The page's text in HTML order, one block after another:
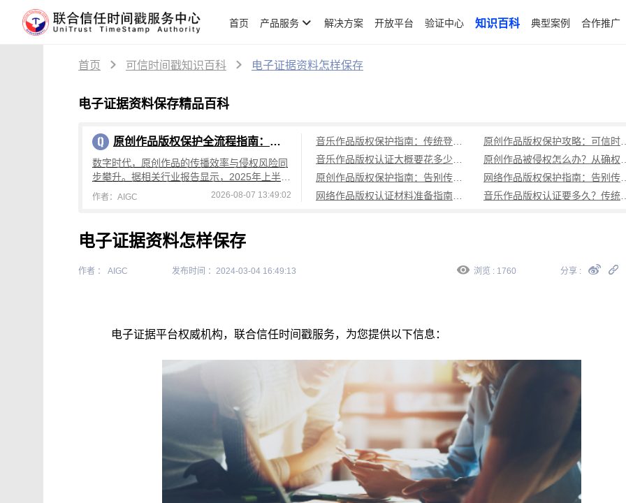
首页 产品服务 解决方案 开放平台 验证中心 知识百科 典型案例 合作推广
首页 可信时间戳知识百科 电子证据资料怎样保存
电子证据资料保存精品百科
原创作品版权保护全流程指南：从创作到维权，可信时间戳平台操作详解
数字时代，原创作品的传播效率与侵权风险同
步攀升。据相关行业报告显示，2025年上半年
国内原创作品侵权投诉量较去年同期增长4
作者：AIGC 2026-08-07 13:49:02
电子证据资料怎样保存
作者 ： AIGC 发布时间 ：2024-03-04 16:49:13 浏览 : 1760 分享 :
电子证据平台权威机构，联合信任时间戳服务，为您提供以下信息：